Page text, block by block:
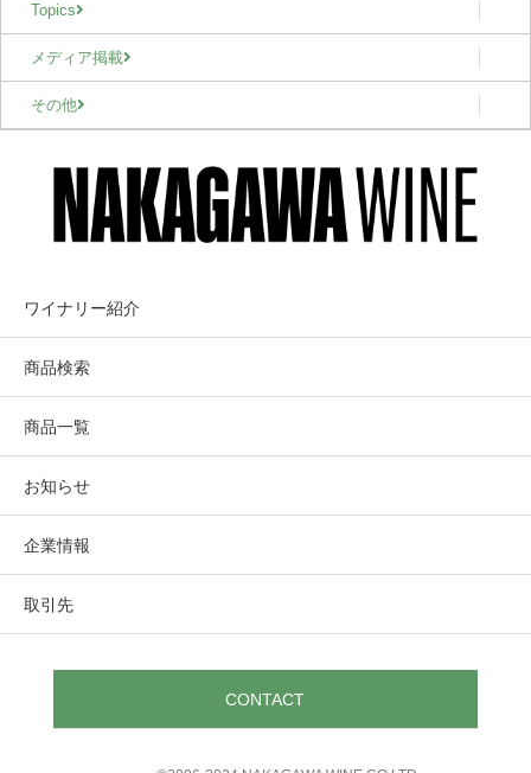
Topics
メディア掲載
その他
ワイナリー紹介
商品検索
商品一覧
お知らせ
企業情報
取引先
CONTACT